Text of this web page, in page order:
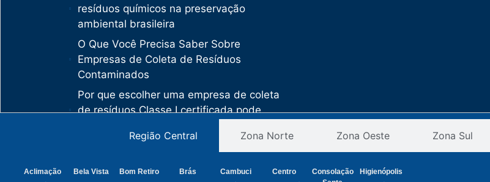
resíduos químicos na preservação
ambiental brasileira
O Que Você Precisa Saber Sobre
Empresas de Coleta de Resíduos
Contaminados
Por que escolher uma empresa de coleta
de resíduos Classe I certificada pode
Como uma empresa de descarte de
de crimes ambientais
Região Central Zona Norte Zona Oeste Zona Sul
Aclimação Bela Vista Bom Retiro Brás Cambuci Centro Consolação
Higienópolis